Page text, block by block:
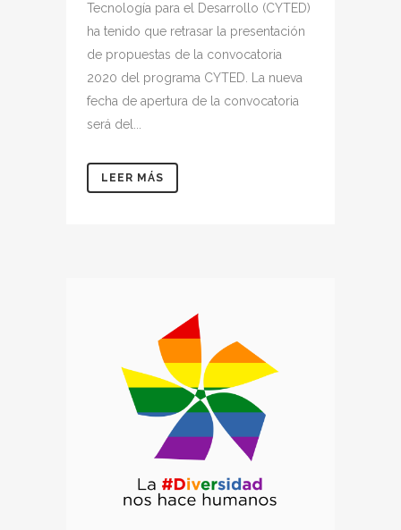
Tecnología para el Desarrollo (CYTED)
ha tenido que retrasar la presentación
de propuestas de la convocatoria
2020 del programa CYTED. La nueva
fecha de apertura de la convocatoria
será del...
LEER MÁS